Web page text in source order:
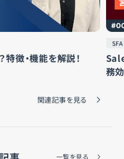
徴・機能を解説！
関連記事を見る
SFA
務
一覧を見る